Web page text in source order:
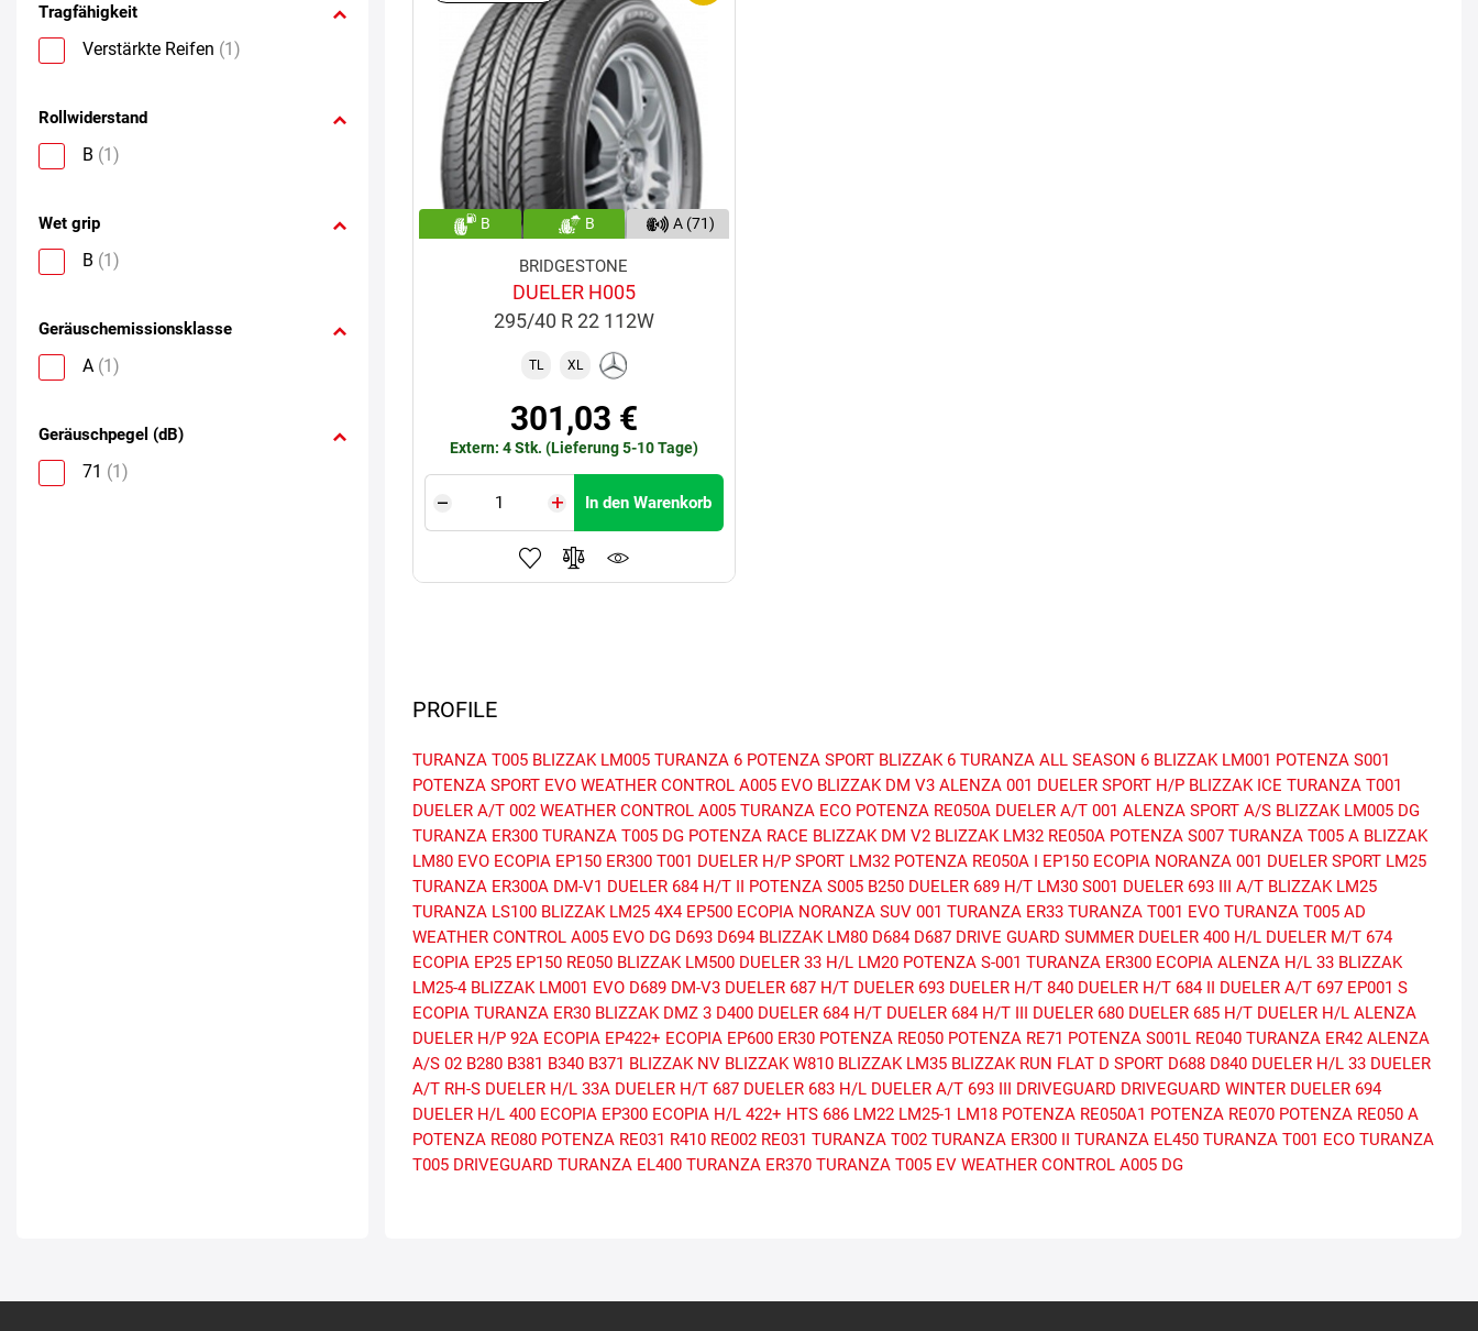
Tragfähigkeit
Verstärkte Reifen (1)
Rollwiderstand
B (1)
Wet grip
B (1)
Geräuschemissionsklasse
A (1)
Geräuschpegel (dB)
71 (1)
B B A (71)
BRIDGESTONE
DUELER H005
295/40 R 22 112W
TL XL
301,03 €
Extern: 4 Stk. (Lieferung 5-10 Tage)
In den Warenkorb
PROFILE
TURANZA T005 BLIZZAK LM005 TURANZA 6 POTENZA SPORT BLIZZAK 6 TURANZA ALL SEASON 6 BLIZZAK LM001 POTENZA S001
POTENZA SPORT EVO WEATHER CONTROL A005 EVO BLIZZAK DM V3 ALENZA 001 DUELER SPORT H/P BLIZZAK ICE TURANZA T001
DUELER A/T 002 WEATHER CONTROL A005 TURANZA ECO POTENZA RE050A DUELER A/T 001 ALENZA SPORT A/S BLIZZAK LM005 DG
TURANZA ER300 TURANZA T005 DG POTENZA RACE BLIZZAK DM V2 BLIZZAK LM32 RE050A POTENZA S007 TURANZA T005 A BLIZZAK
LM80 EVO ECOPIA EP150 ER300 T001 DUELER H/P SPORT LM32 POTENZA RE050A I EP150 ECOPIA NORANZA 001 DUELER SPORT LM25
TURANZA ER300A DM-V1 DUELER 684 H/T II POTENZA S005 B250 DUELER 689 H/T LM30 S001 DUELER 693 III A/T BLIZZAK LM25
TURANZA LS100 BLIZZAK LM25 4X4 EP500 ECOPIA NORANZA SUV 001 TURANZA ER33 TURANZA T001 EVO TURANZA T005 AD
WEATHER CONTROL A005 EVO DG D693 D694 BLIZZAK LM80 D684 D687 DRIVE GUARD SUMMER DUELER 400 H/L DUELER M/T 674
ECOPIA EP25 EP150 RE050 BLIZZAK LM500 DUELER 33 H/L LM20 POTENZA S-001 TURANZA ER300 ECOPIA ALENZA H/L 33 BLIZZAK
LM25-4 BLIZZAK LM001 EVO D689 DM-V3 DUELER 687 H/T DUELER 693 DUELER H/T 840 DUELER H/T 684 II DUELER A/T 697 EP001 S
ECOPIA TURANZA ER30 BLIZZAK DMZ 3 D400 DUELER 684 H/T DUELER 684 H/T III DUELER 680 DUELER 685 H/T DUELER H/L ALENZA
DUELER H/P 92A ECOPIA EP422+ ECOPIA EP600 ER30 POTENZA RE050 POTENZA RE71 POTENZA S001L RE040 TURANZA ER42 ALENZA
A/S 02 B280 B381 B340 B371 BLIZZAK NV BLIZZAK W810 BLIZZAK LM35 BLIZZAK RUN FLAT D SPORT D688 D840 DUELER H/L 33 DUELER
A/T RH-S DUELER H/L 33A DUELER H/T 687 DUELER 683 H/L DUELER A/T 693 III DRIVEGUARD DRIVEGUARD WINTER DUELER 694
DUELER H/L 400 ECOPIA EP300 ECOPIA H/L 422+ HTS 686 LM22 LM25-1 LM18 POTENZA RE050A1 POTENZA RE070 POTENZA RE050 A
POTENZA RE080 POTENZA RE031 R410 RE002 RE031 TURANZA T002 TURANZA ER300 II TURANZA EL450 TURANZA T001 ECO TURANZA
T005 DRIVEGUARD TURANZA EL400 TURANZA ER370 TURANZA T005 EV WEATHER CONTROL A005 DG